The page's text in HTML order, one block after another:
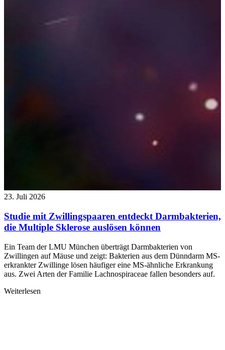
23. Juli 2026
Studie mit Zwillingspaaren entdeckt Darmbakterien,
die Multiple Sklerose auslösen können
Ein Team der LMU München überträgt Darmbakterien von
Zwillingen auf Mäuse und zeigt: Bakterien aus dem Dünndarm MS-
erkrankter Zwillinge lösen häufiger eine MS-ähnliche Erkrankung
aus. Zwei Arten der Familie Lachnospiraceae fallen besonders auf.
Weiterlesen